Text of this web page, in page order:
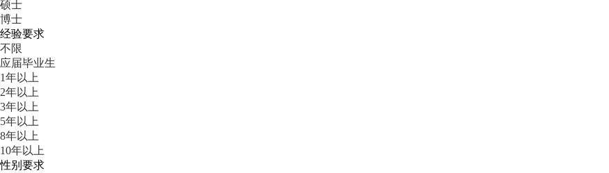
硕士
博士
经验要求
不限
应届毕业生
1年以上
2年以上
3年以上
5年以上
8年以上
10年以上
性别要求